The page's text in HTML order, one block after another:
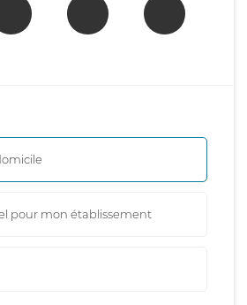
pour mon établissement